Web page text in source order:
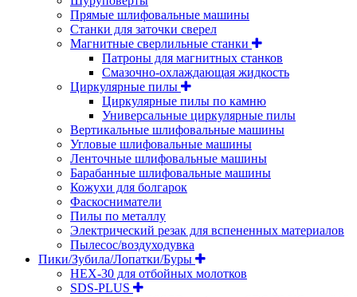
Прямые шлифовальные машины
Станки для заточки сверел
Магнитные сверлильные станки
Патроны для магнитных станков
Смазочно-охлаждающая жидкость
Циркулярные пилы
Циркулярные пилы по камню
Универсальные циркулярные пилы
Вертикальные шлифовальные машины
Угловые шлифовальные машины
Ленточные шлифовальные машины
Барабанные шлифовальные машины
Кожухи для болгарок
Фаскосниматели
Пилы по металлу
Электрический резак для вспененных материалов
Пылесос/воздуходувка
Пики/Зубила/Лопатки/Буры
HEX-30 для отбойных молотков
SDS-PLUS